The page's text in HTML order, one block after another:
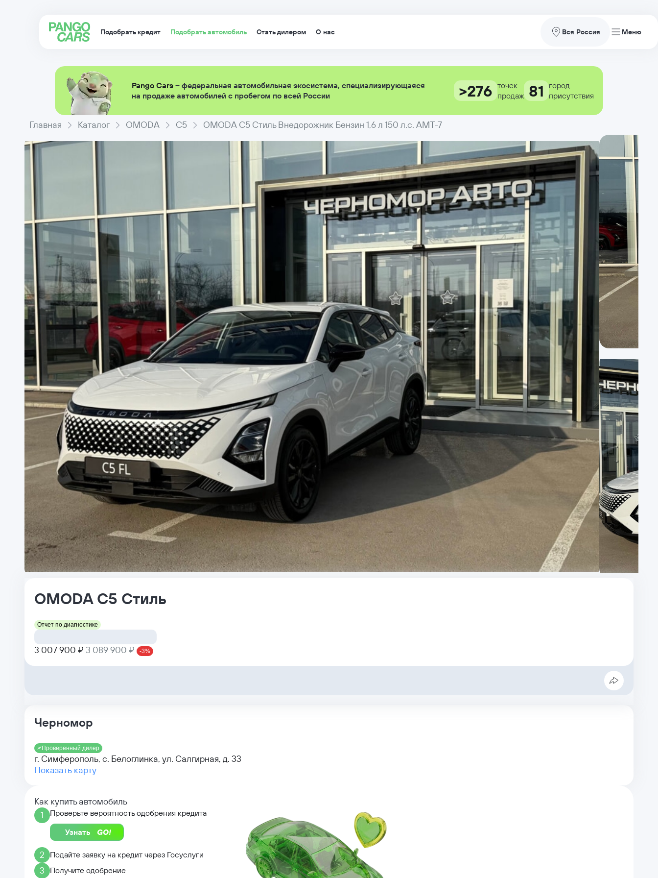
Подобрать кредит Подобрать автомобиль Стать дилером О нас Вся Россия
Pango Cars – федеральная автомобильная экосистема, специализирующаяся
на продаже автомобилей с пробегом по всей России
>276 точек
продаж 81
город
присутствия
Главная Каталог OMODA C5 OMODA C5 Стиль Внедорожник Бензин 1,6 л 150 л.с. AMT-7
OMODA C5 Стиль
Отчет по диагностике
3 007 900 ₽ 3 089 900 ₽ -3%
Черномор
Проверенный дилер
г. Симферополь, с. Белоглинка, ул. Салгирная, д. 33
Показать карту
Как купить автомобиль
1
Проверьте вероятность одобрения кредита
Узнать
2 Подайте заявку на кредит через Госуслуги
3 Получите одобрение